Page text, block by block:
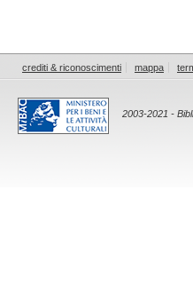
crediti & riconoscimenti mappa
2003-2021 -